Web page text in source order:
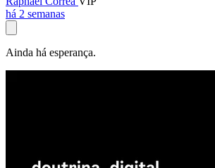
há 2 semanas
Ainda há esperança.